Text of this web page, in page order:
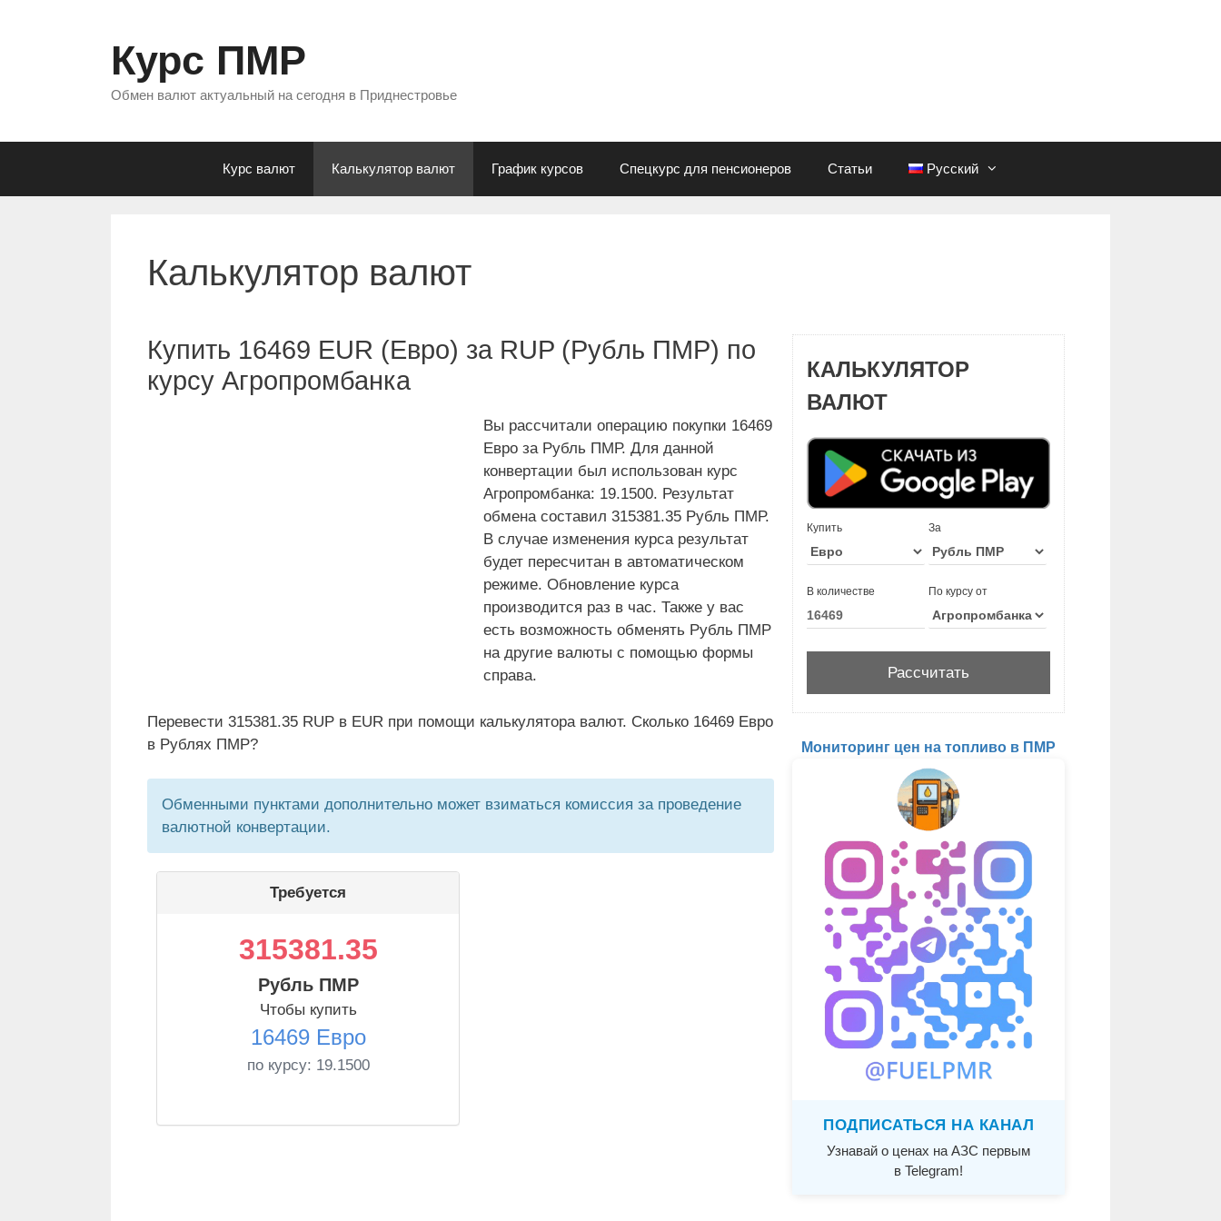
Курс ПМР
Обмен валют актуальный на сегодня в Приднестровье
Курс валют Калькулятор валют График курсов Спецкурс для пенсионеров Статьи Русский
Калькулятор валют
Купить 16469 EUR (Евро) за RUP (Рубль ПМР) по
курсу Агропромбанка
Вы рассчитали операцию покупки 16469
Евро за Рубль ПМР. Для данной
конвертации был использован курс
Агропромбанка: 19.1500. Результат
обмена составил 315381.35 Рубль ПМР.
В случае изменения курса результат
будет пересчитан в автоматическом
режиме. Обновление курса
производится раз в час. Также у вас
есть возможность обменять Рубль ПМР
на другие валюты с помощью формы
справа.
Перевести 315381.35 RUP в EUR при помощи калькулятора валют. Сколько 16469 Евро
в Рублях ПМР?
Обменными пунктами дополнительно может взиматься комиссия за проведение
валютной конвертации.
Требуется
315381.35
Рубль ПМР
Чтобы купить
16469 Евро
по курсу: 19.1500
КАЛЬКУЛЯТОР
ВАЛЮТ
Купить За
В количестве По курсу от
Мониторинг цен на топливо в ПМР
ПОДПИСАТЬСЯ НА КАНАЛ
Узнавай о ценах на АЗС первым
в Telegram!